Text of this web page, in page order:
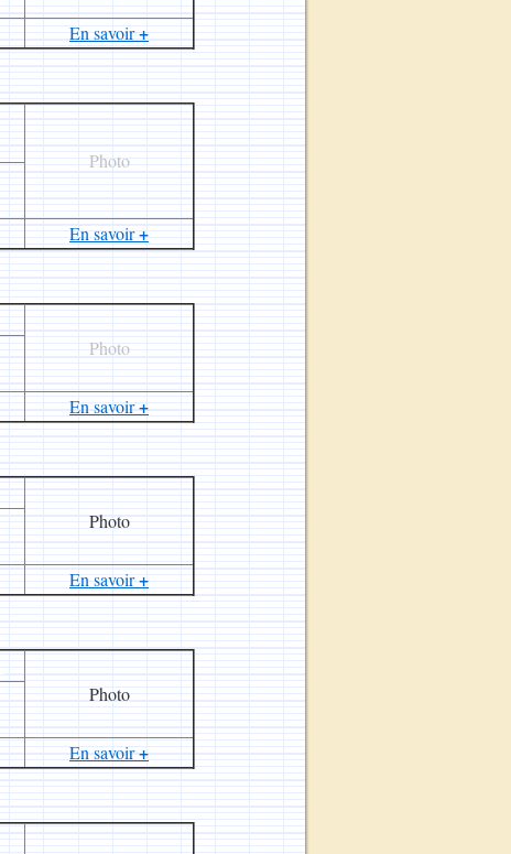
En savoir+
Photo
En savoir+
Photo
En savoir+
Photo
En savoir+
Photo
En savoir+